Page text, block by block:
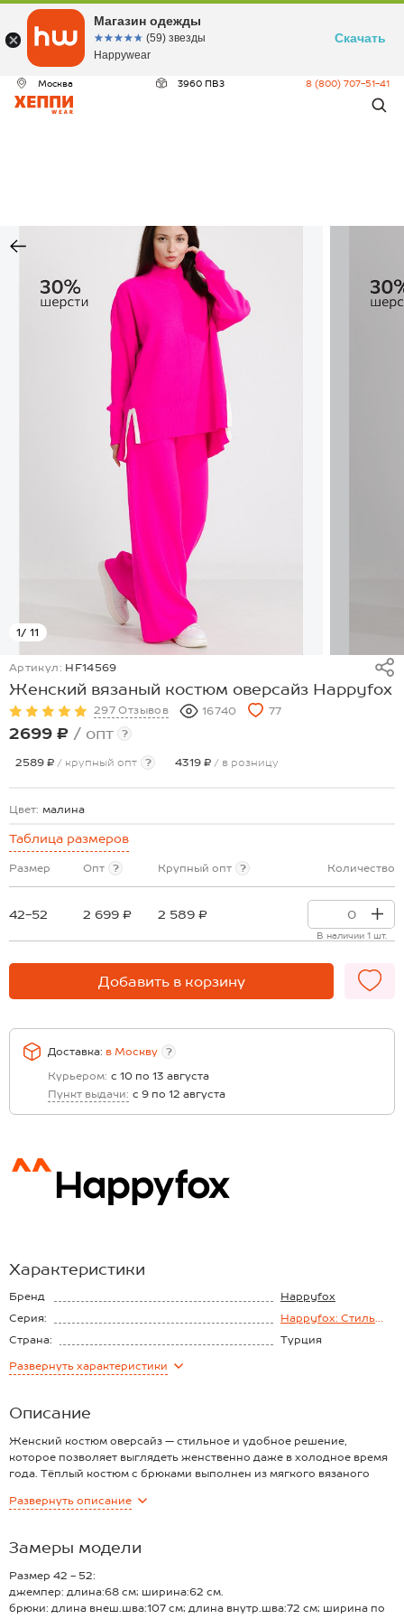
Москва 3960 ПВЗ 8 (800) 707-51-41
1/ 11
Артикул: HF14569
Женский вязаный костюм оверсайз Happyfox
297 Отзывов 16740 77
2699 ₽ / опт ?
2589 ₽ / крупный опт ? 4319 ₽ / в розницу
Цвет: малина
Таблица размеров
Размер Опт ? Крупный опт ? Количество
42-52 2 699 ₽ 2 589 ₽
В наличии 1 шт.
Добавить в корзину
Доставка: в Москву
?
Курьером: с 10 по 13 августа
Пункт выдачи: с 9 по 12 августа
Характеристики
Бренд
Happyfox
Серия:
Happyfox: Стиль
Страна:
Турция
Состав:
Развернуть характеристики
Описание
Женский костюм оверсайз — стильное и удобное решение,
которое позволяет выглядеть женственно даже в холодное время
года. Тёплый костюм с брюками выполнен из мягкого вязаного
для прохладной осени и зимы.
тепло;
— в комплекте удлиненный джемпер и широкие брюки;
— чёрная оборка на разрезах и воротник-стойка добавляют
изящности и привлекают внимание;
Развернуть описание
Замеры модели
Размер 42 - 52:
джемпер: длина:68 см; ширина:62 см.
брюки: длина внеш.шва:107 см; длина внутр.шва:72 см; ширина по
Магазин одежды
☆☆☆☆☆
★★★★★ (59) звезды
Happywear
Скачать